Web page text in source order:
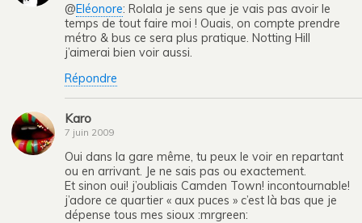
@Eléonore: Rolala je sens que je vais pas avoir le
temps de tout faire moi ! Ouais, on compte prendre
métro & bus ce sera plus pratique. Notting Hill
j’aimerai bien voir aussi.
Répondre
Karo
7 juin 2009
Oui dans la gare même, tu peux le voir en repartant
ou en arrivant. Je ne sais pas ou exactement.
Et sinon oui! j’oubliais Camden Town! incontournable!
j’adore ce quartier « aux puces » c’est là bas que je
dépense tous mes sioux :mrgreen: